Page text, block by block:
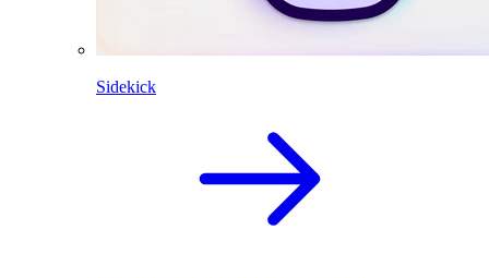
Sidekick